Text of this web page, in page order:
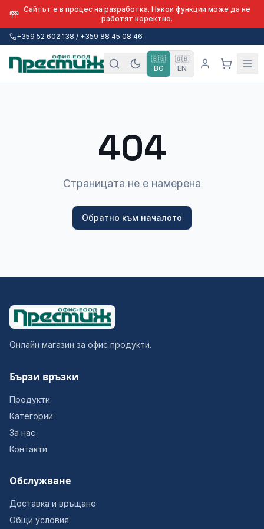
Сайтът е в процес на разработка. Някои функции може да не
работят коректно.
+359 52 602 138 / +359 88 45 08 46
🇧🇬
BG
🇬🇧
EN
404
Страницата не е намерена
Обратно към началото
Онлайн магазин за офис продукти.
Бързи връзки
Продукти
Категории
За нас
Контакти
Обслужване
Доставка и връщане
Общи условия